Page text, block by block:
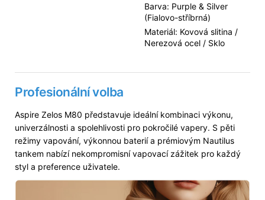
Barva: Purple & Silver
(Fialovo-stříbrná)
Materiál: Kovová slitina /
Nerezová ocel / Sklo
Profesionální volba
Aspire Zelos M80 představuje ideální kombinaci výkonu,
univerzálnosti a spolehlivosti pro pokročilé vapery. S pěti
režimy vapování, výkonnou baterií a prémiovým Nautilus
tankem nabízí nekompromisní vapovací zážitek pro každý
styl a preference uživatele.